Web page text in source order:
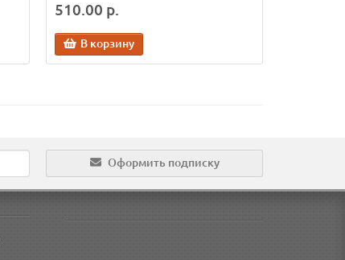
510.00 р.
В корзину
Оформить подписку